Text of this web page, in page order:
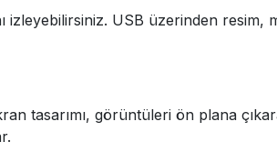
izleyebilirsiniz. USB üzerinden resim,
tasarımı, görüntüleri ön plana